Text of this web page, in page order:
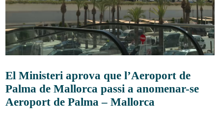
El Ministeri aprova que l’Aeroport de
Palma de Mallorca passi a anomenar-se
Aeroport de Palma – Mallorca